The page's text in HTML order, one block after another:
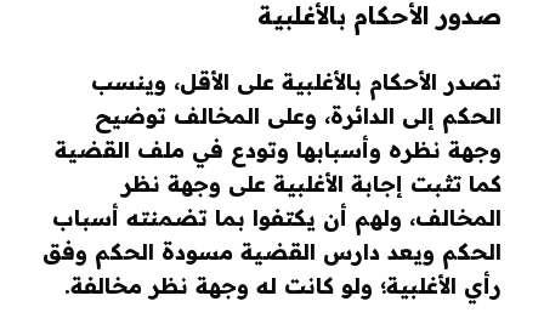
صدور الأحكام بالأغلبية
تصدر الأحكام بالأغلبية على الأقل، وينسب
الحكم إلى الدائرة، وعلى المخالف توضيح
وجهة نظره وأسبابها وتودع في ملف القضية
كما تثبت إجابة الأغلبية على وجهة نظر
المخالف، ولهم أن يكتفوا بما تضمنته أسباب
الحكم ويعد دارس القضية مسودة الحكم وفق
رأي الأغلبية؛ ولو كانت له وجهة نظر مخالفة.